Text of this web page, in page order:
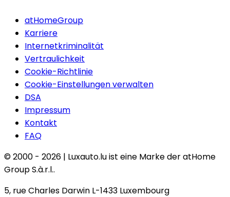
atHomeGroup
Karriere
Internetkriminalität
Vertraulichkeit
Cookie-Richtlinie
Cookie-Einstellungen verwalten
DSA
Impressum
Kontakt
FAQ
© 2000 - 2026 | Luxauto.lu ist eine Marke der atHome
Group S.à.r.l..
5, rue Charles Darwin L-1433 Luxembourg